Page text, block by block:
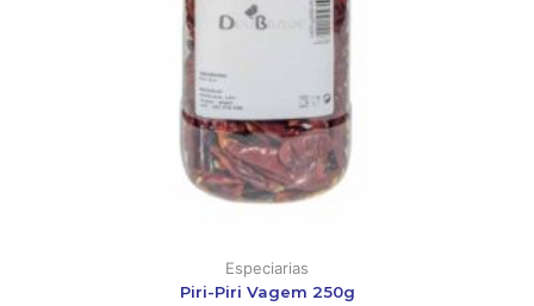
Especiarias
Piri-Piri Vagem 250g